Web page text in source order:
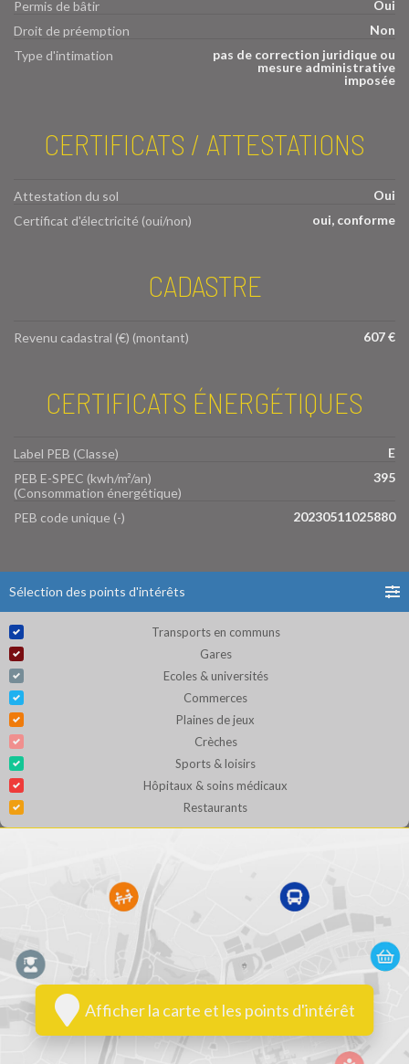
Permis de bâtir
Oui
Droit de préemption
Non
Type d'intimation
pas de correction juridique ou
mesure administrative
imposée
CERTIFICATS / ATTESTATIONS
Attestation du sol
Oui
Certificat d'électricité (oui/non)
oui, conforme
CADASTRE
Revenu cadastral (€) (montant) 607 €
CERTIFICATS ÉNERGÉTIQUES
Label PEB (Classe)
E
PEB E-SPEC (kwh/m²/an)
(Consommation énergétique)
395
PEB code unique (-) 20230511025880
Sélection des points d'intérêts
Transports en communs
Gares
Ecoles & universités
Commerces
Plaines de jeux
Crèches
Sports & loisirs
Hôpitaux & soins médicaux
Restaurants
Afficher la carte et les points d'intérêt